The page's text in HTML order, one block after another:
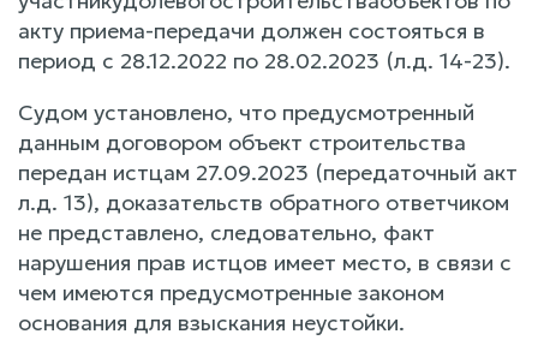
акту приема-передачи должен состояться в
период с 28.12.2022 по 28.02.2023 (л.д. 14-23).
Судом установлено, что предусмотренный
данным договором объект строительства
передан истцам 27.09.2023 (передаточный акт
л.д. 13), доказательств обратного ответчиком
не представлено, следовательно, факт
нарушения прав истцов имеет место, в связи с
чем имеются предусмотренные законом
основания для взыскания неустойки.